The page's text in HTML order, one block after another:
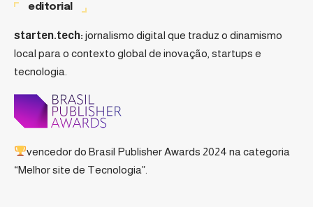
editorial
starten.tech: jornalismo digital que traduz o dinamismo
local para o contexto global de inovação, startups e
tecnologia.
vencedor do Brasil Publisher Awards 2024 na categoria
“Melhor site de Tecnologia”.